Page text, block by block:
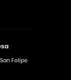
Felipe